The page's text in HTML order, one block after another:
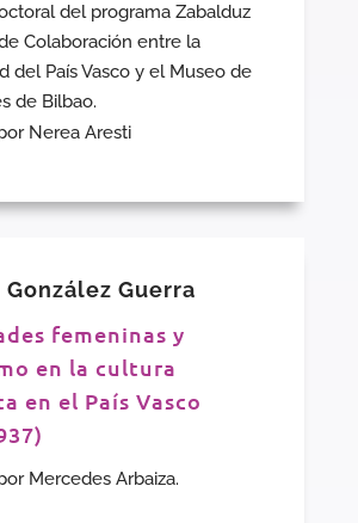
del programa Zabalduz
Colaboración entre la
del País Vasco y el Museo de
de Bilbao.
Nerea Aresti
González Guerra
femeninas y
en la cultura
en el País Vasco
Mercedes Arbaiza.